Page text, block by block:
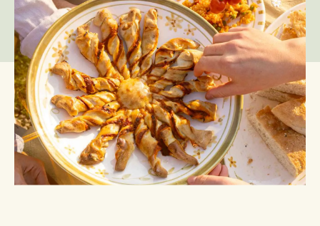
de borrel of als lichte lunch.